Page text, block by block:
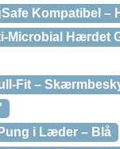
Kompatibel –
Microbial Hærdet
Fit –
i Læder – Blå